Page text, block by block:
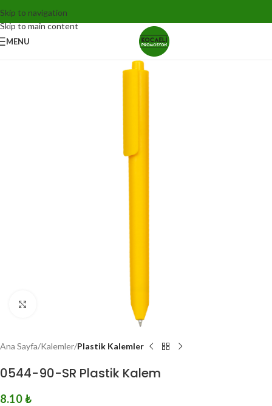
Skip to navigation
Skip to main content
MENU
Ana Sayfa Kalemler Plastik Kalemler
0544-90-SR Plastik Kalem
8.10₺